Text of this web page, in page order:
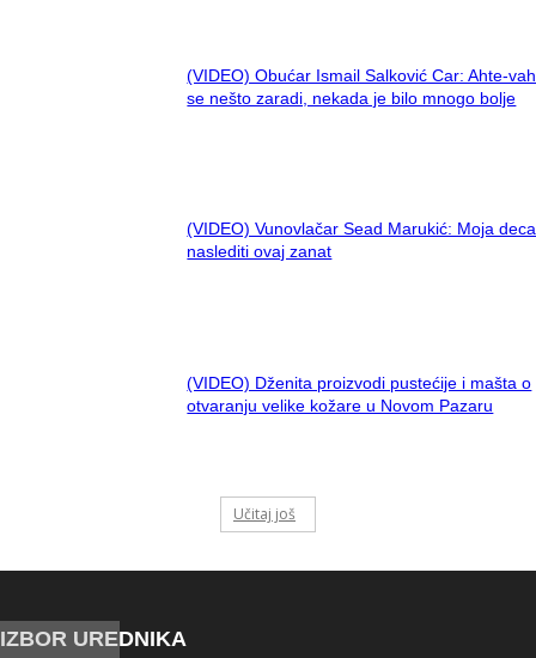
(VIDEO) Obućar Ismail Salković Car: Ahte-
se nešto zaradi, nekada je bilo mnogo bolje
(VIDEO) Vunovlačar Sead Marukić: Moja
naslediti ovaj zanat
(VIDEO) Dženita proizvodi pustećije i mašta o
otvaranju velike kožare u Novom Pazaru
Učitaj još
IZBOR UREDNIKA